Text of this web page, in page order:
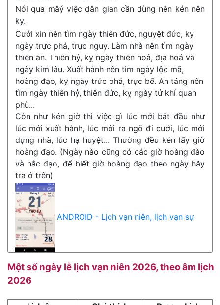
Nói qua mâý việc dân gian cần dùng nên kén nên
kỵ.
Cưới xin nên tìm ngày thiên đức, nguyệt đức, kỵ
ngày trực phá, trực nguy. Làm nhà nên tìm ngày
thiên ân. Thiên hỷ, kỵ ngày thiên hoả, địa hoả và
ngày kim lâu. Xuất hành nên tìm ngày lộc mã,
hoàng đạo, kỵ ngày trức phá, trực bế. An táng nên
tìm ngày thiên hỷ, thiên đức, kỵ ngày tử khí quan
phù...
Còn như kén giờ thì việc gì lúc mới bắt đầu như
lúc mới xuất hành, lúc mới ra ngõ đi cưới, lúc mới
dựng nhà, lúc hạ huyệt... Thường đều kén lấy giờ
hoàng đạo. (Ngày nào cũng có các giờ hoàng đào
và hắc đạo, để biết giờ hoàng đạo theo ngày hãy
tra ở trên)
ANDROID - Lịch vạn niên, lịch vạn sự
Một số ngày lễ lịch vạn niên 2026, theo âm lịch
2026